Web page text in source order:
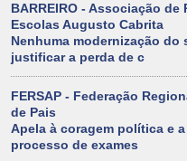
BARREIRO - Associação
Escolas Augusto Cabrita
Nenhuma modernização
justificar a perda de c
FERSAP - Federação
de Pais
Apela à coragem política e
processo de exames